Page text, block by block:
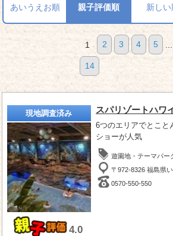
あいうえお順 親子評価順 新しい
1 2 3 4 5
14
現地調査済み
4.0
スパリゾートハワ
6つのエリアでとこと
ショーが人気
遊園地・テーマパー
〒972-8326 福島県
0570-550-550